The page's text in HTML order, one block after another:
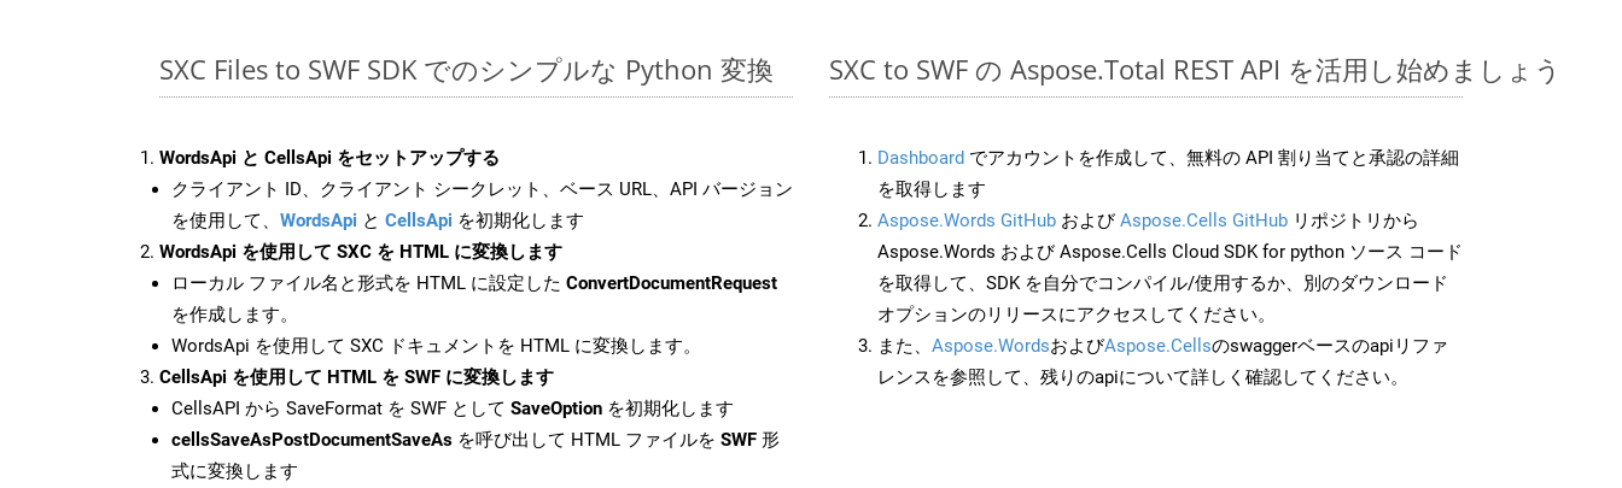
SXC Files to SWF SDK でのシンプルな Python 変換
WordsApi と CellsApi をセットアップする
クライアント ID、クライアント シークレット、ベース URL、API バージョン
を使用して、 WordsApi と CellsApi を初期化します
WordsApi を使用して SXC を HTML に変換します
ローカル ファイル名と形式を HTML に設定した ConvertDocumentRequest
を作成します。
WordsApi を使用して SXC ドキュメントを HTML に変換します。
CellsApi を使用して HTML を SWF に変換します
CellsAPI から SaveFormat を SWF として SaveOption を初期化します
cellsSaveAsPostDocumentSaveAs を呼び出して HTML ファイルを SWF 形
式に変換します
SXC to SWF の Aspose.Total REST API を活用し始めましょう
Dashboard でアカウントを作成して、無料の API 割り当てと承認の詳細
を取得します
Aspose.Words GitHub およびAspose.Cells GitHub リポジトリから
Aspose.Words および Aspose.Cells Cloud SDK for python ソース コード
を取得して、SDK を自分でコンパイル/使用するか、別のダウンロード
オプションのリリースにアクセスしてください。
また、 Aspose.WordsおよびAspose.Cellsのswaggerベースのapiリファ
レンスを参照して、残りのapiについて詳しく確認してください。